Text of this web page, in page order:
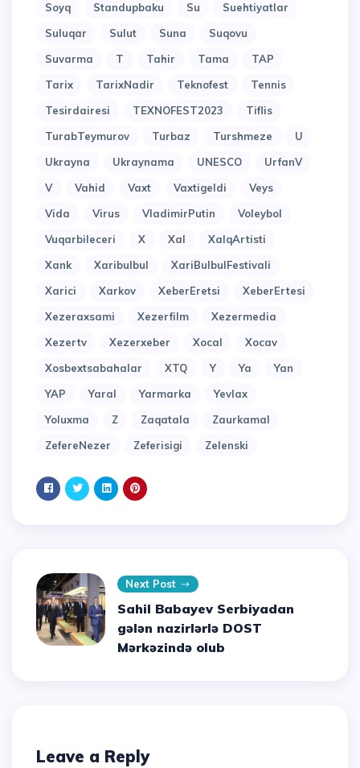
Soyq
Standupbaku Su
Suehtiyatlar
Suluqar
Sulut Suna
Suqovu
Suvarma
T Tahir Tama
TAP
Tarix
TarixNadir Teknofest
Tennis
Tesirdairesi
TEXNOFEST2023
Tiflis
TurabTeymurov
Turbaz Turshmeze
U
Ukrayna
Ukraynama UNESCO
UrfanV
V
Vahid Vaxt Vaxtigeldi
Veys
Vida
Virus VladimirPutin
Voleybol
Vuqarbileceri
X Xal
XalqArtisti
Xank
Xaribulbul
XariBulbulFestivali
Xarici
Xarkov XeberEretsi
XeberErtesi
Xezeraxsami
Xezerfilm
Xezermedia
Xezertv
Xezerxeber Xocal
Xocav
Xosbextsabahalar
XTQ Y Ya
Yan
YAP
Yaral Yarmarka
Yevlax
Yoluxma
Z Zaqatala
Zaurkamal
ZefereNezer
Zeferisigi Zelenski
Next Post
Sahil Babayev Serbiyadan
gələn nazirlərlə DOST
Mərkəzində olub
Leave a Reply